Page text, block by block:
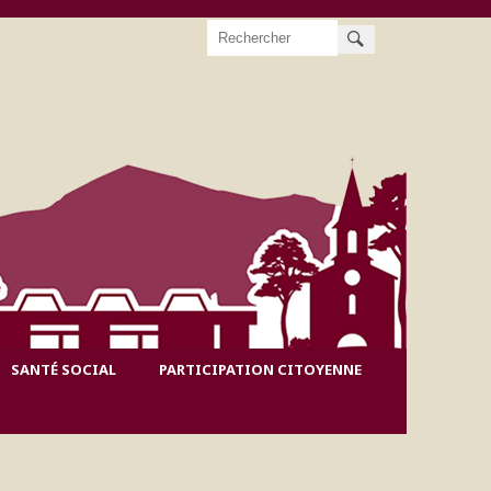
SANTÉ SOCIAL PARTICIPATION CITOYENNE